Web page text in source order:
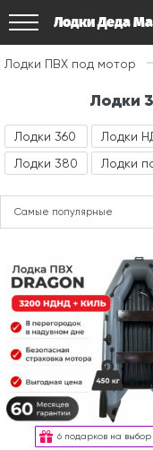
Лодки Деда
Лодки ПВХ под мотор
Лодки
Лодки 360
Лодки 380
Лодки
Лодки
Самые популярные
6 подарков на выбор